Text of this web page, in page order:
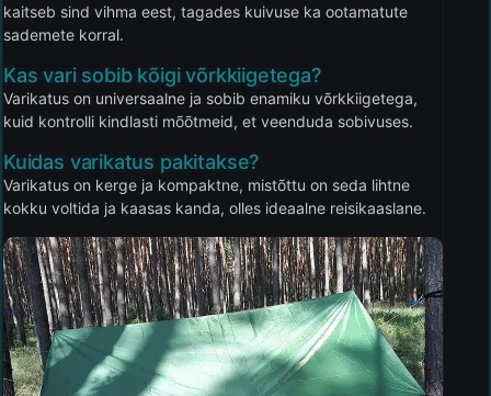
kaitseb sind vihma eest, tagades kuivuse ka ootamatute
sademete korral.
Kas vari sobib kõigi võrkkiigetega?
Varikatus on universaalne ja sobib enamiku võrkkiigetega,
kuid kontrolli kindlasti mõõtmeid, et veenduda sobivuses.
Kuidas varikatus pakitakse?
Varikatus on kerge ja kompaktne, mistõttu on seda lihtne
kokku voltida ja kaasas kanda, olles ideaalne reisikaaslane.